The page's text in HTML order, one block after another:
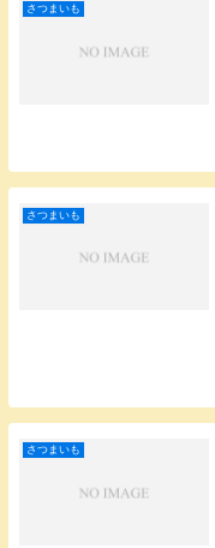
さつまいも
さつまいも
さつまいも